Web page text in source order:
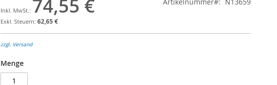
74,55 €
62,65 €
zzgl. Versand
Menge